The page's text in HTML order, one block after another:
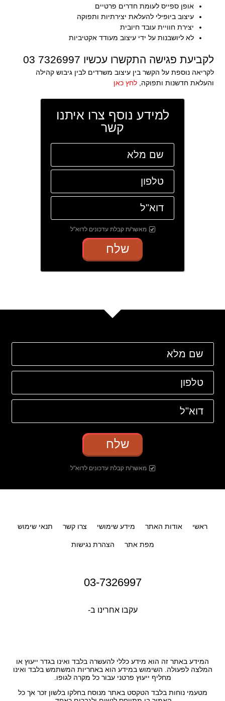
אופן ספייס לעומת חדרים פרטיים
עיצוב ביופילי להעלאת יצירתיות ותפוקה
יצירת חוויית עובד חיובית
לא ליושבנות על ידי עיצוב מעודד אקטיביות
לקביעת פגישה התקשרו עכשיו 7326997 03
לקריאה נוספת על הקשר בין עיצוב משרדים לבין גיבוש קהילה
והעלאת חדשנות ותפוקה,לחץ כאן
למידע נוסף צרו איתנו
קשר
מאשר/ת קבלת עדכונים לדוא"ל
שלח
שלח
מאשר/ת קבלת עדכונים לדוא"ל
ראשי אודות האתר מידע שימושי צרו קשר תנאי שימוש
מפת אתר הצהרת נגישות
03-7326997
עקבו אחרינו ב-
המידע באתר זה הוא מידע כללי להעשרה בלבד ואינו בגדר ייעוץ או
המלצה לפעולה. השימוש במידע הוא באחריות המשתמש בלבד ואינו
מחליף ייעוץ פרטני עבור כל מקרה לגופו.
מטעמי נוחות בלבד הטקסט באתר מנוסח בחלקו בלשון זכר אך כל